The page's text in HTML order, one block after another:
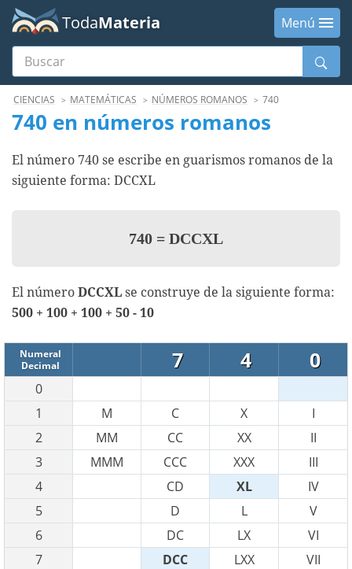
TodaMateria
Menú
Buscar
MenúCIENCIAS MATEMÁTICAS NÚMEROS ROMANOS 740
740 en números romanos
El número 740 se escribe en guarismos romanos de la
siguiente forma: DCCXL
740 = DCCXL
El número DCCXL se construye de la siguiente forma:
500 + 100 + 100 + 50 - 10
Numeral
Decimal
7 4 0
0
1
M C X
I
2
MM CC XX
II
3
MMM CCC XXX
III
4
CD XL
IV
5
D L
V
6
DC LX
VI
7
DCC LXX
VII